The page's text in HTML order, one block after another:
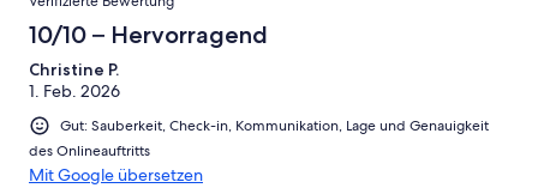
10/10 – Hervorragend
Christine P.
1. Feb. 2026
Gut: Sauberkeit, Check-in, Kommunikation, Lage und Genauigkeit
des Onlineauftritts
Mit Google übersetzen